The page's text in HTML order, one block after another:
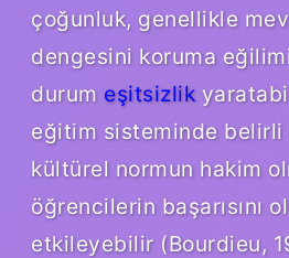
çoğunluk, genellikle
dengesini koruma
durum eşitsizlik
eğitim sisteminde
kültürel normun hakim
öğrencilerin başarısını
etkileyebilir (Bourdieu,